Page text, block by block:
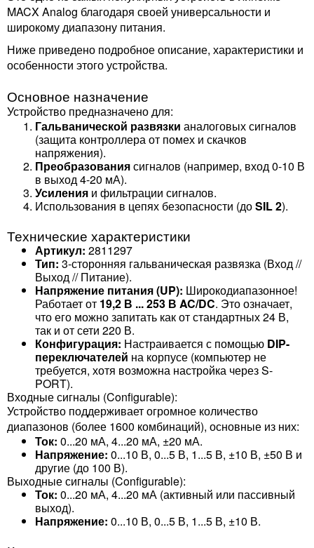
MACX Analog благодаря своей универсальности и
широкому диапазону питания.
Ниже приведено подробное описание, характеристики и
особенности этого устройства.
Основное назначение
Устройство предназначено для:
Гальванической развязки аналоговых сигналов
(защита контроллера от помех и скачков
напряжения).
Преобразованиясигналов (например, вход 0-10 В
в выход 4-20 мА).
Усиления и фильтрации сигналов.
Использования в цепях безопасности (доSIL 2).
Технические характеристики
Артикул: 2811297
Тип: 3-сторонняя гальваническая развязка (Вход //
Выход // Питание).
Напряжение питания (UP): Широкодиапазонное!
Работает от 19,2 В ... 253 В AC/DC. Это означает,
что его можно запитать как от стандартных 24 В,
так и от сети 220 В.
Конфигурация: Настраивается с помощью DIP-
переключателей на корпусе (компьютер не
требуется, хотя возможна настройка через S-
PORT).
Входные сигналы (Configurable):
Устройство поддерживает огромное количество
диапазонов (более 1600 комбинаций), основные из них:
Ток: 0...20 мА, 4...20 мА, ±20 мА.
Напряжение: 0...10 В, 0...5 В, 1...5 В, ±10 В, ±50 В и
другие (до 100 В).
Выходные сигналы (Configurable):
Ток: 0...20 мА, 4...20 мА (активный или пассивный
выход).
Напряжение: 0...10 В, 0...5 В, 1...5 В, ±10 В.